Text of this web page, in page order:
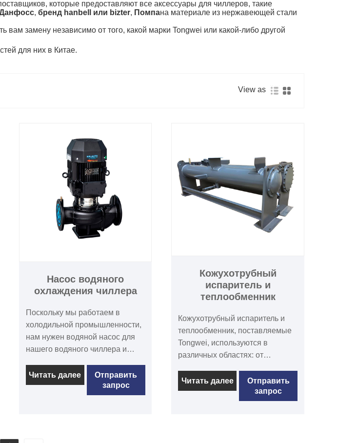
которые предоставляют все аксессуары для чиллеров, такие
,бренд hanbell или bizter, Помпана материале из нержавеющей стали
замену независимо от того, какой марки Tongwei или какой-либо другой
для них в Китае.
View as
Насос водяного
охлаждения чиллера
Поскольку мы работаем в
холодильной промышленности,
нам нужен водяной насос для
нашего водяного чиллера и
двигателя насоса водяного
охлаждения чиллера
варьируется от 0,37 кВт до 37
Читать далее
Отправить
запрос
Кожухотрубный
испаритель и
теплообменник
Кожухотрубный испаритель и
теплообменник, поставляемые
Tongwei, используются в
различных областях: от
(испарители и конденсаторы,
подходящие для различных
типов хладагентов, таких как
Читать далее
Отправить
запрос